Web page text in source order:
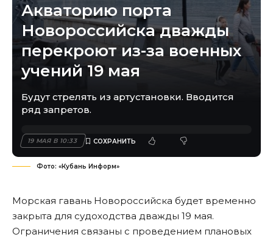
Акваторию порта
Новороссийска дважды
перекроют из-за военных
учений 19 мая
Будут стрелять из артустановки. Вводится
ряд запретов.
19 МАЯ В 10:33
Фото: «Кубань Информ»
Морская гавань Новороссийска будет временно
закрыта для судоходства дважды 19 мая.
Ограничения связаны с проведением плановых